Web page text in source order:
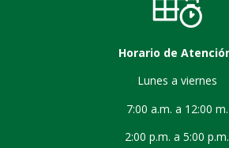
Horario de
Lunes a viernes
7:00 a.m. a 12:00 m.
2:00 p.m. a 5:00 p.m.